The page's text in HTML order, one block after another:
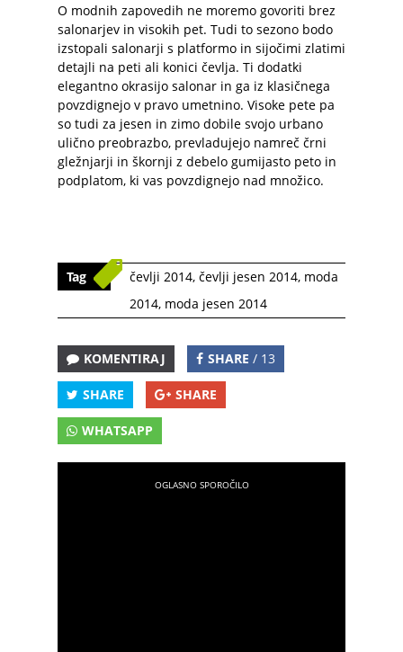
O modnih zapovedih ne moremo govoriti brez
salonarjev in visokih pet. Tudi to sezono bodo
izstopali salonarji s platformo in sijočimi zlatimi
detajli na peti ali konici čevlja. Ti dodatki
elegantno okrasijo salonar in ga iz klasičnega
povzdignejo v pravo umetnino. Visoke pete pa
so tudi za jesen in zimo dobile svojo urbano
ulično preobrazbo, prevladujejo namreč črni
gležnjarji in škornji z debelo gumijasto peto in
podplatom, ki vas povzdignejo nad množico.
Tag čevlji 2014, čevlji jesen 2014, moda
2014, moda jesen 2014
KOMENTIRAJ SHARE / 13
SHARE SHARE
WHATSAPP